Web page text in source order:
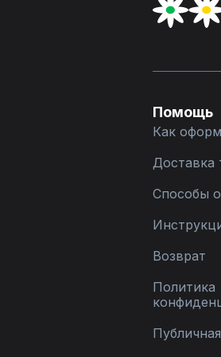
Помощь
Как
Доставка
Способы
Возврат
Политика